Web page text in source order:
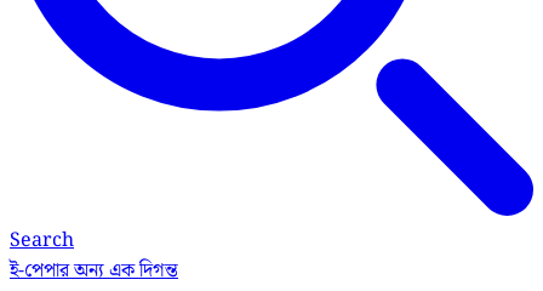
Search
ই-পেপারঅন্য এক দিগন্ত